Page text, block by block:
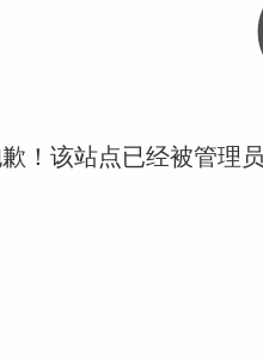
！该站点已经被管理